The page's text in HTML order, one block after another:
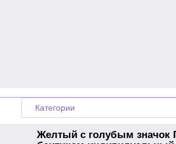
Категории
Желтый с голубым значок